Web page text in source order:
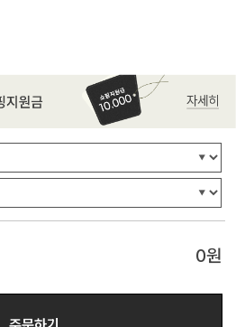
0원